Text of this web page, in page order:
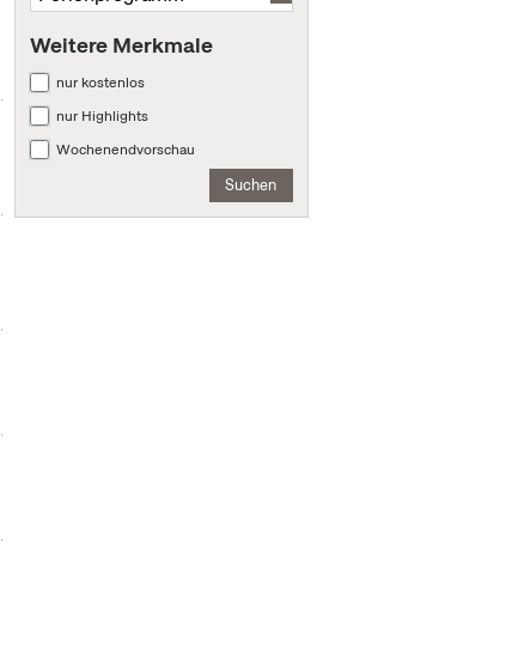
Weitere Merkmale
nur kostenlos
nur Highlights
Wochenendvorschau
Suchen